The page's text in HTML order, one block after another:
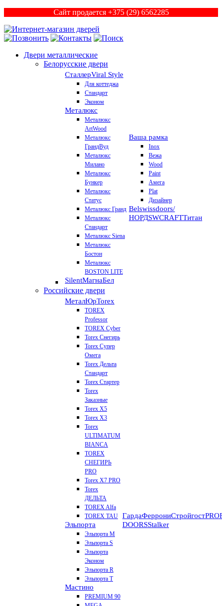
Сайт продается +375 (29) 6562285
Двери металлические
Белорусские двери
СталлерViral Style
Для коттеджа
Стандарт
Эконом
Металюкс
Металюкс
ArtWood
Металюкс
ГрандВуд
Металюкс
Милано
Металюкс
Бункер
Металюкс
Статус
Металюкс Гранд
Металюкс
Стандарт
Металюкс Siena
Металюкс
Бостон
Металюкс
BOSTON LITE
SilentМагнаБел
Ваша рамка
Inox
Вежа
Wood
Paint
Амега
Plat
Дизайнер
Belswissdoors/
НОРДSWCRAFTТитан
Российские двери
МеталЮрTorex
TOREX
Professor
TOREX Cyber
Torex Снегирь
Torex Супер
Омега
Torex Дельта
Стандарт
Torex Стартер
Torex
Заказные
Torex Х5
Torex Х3
Torex
ULTIMATUM
BIANCA
TOREX
СНЕГИРЬ
PRO
Torex X7 PRO
Torex
ДЕЛЬТА
TOREX Alfa
TOREX TAU
Эльпорта
Эльпорта M
Эльпорта S
Эльпорта
Эконом
Эльпорта R
Эльпорта Т
Мастино
PREMIUM 90
ГардаФеррониСтройгост
DOORSStalker